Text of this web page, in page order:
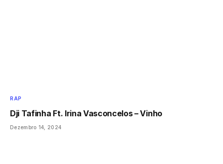
RAP
Dji Tafinha Ft. Irina Vasconcelos – Vinho
Dezembro 14, 2024